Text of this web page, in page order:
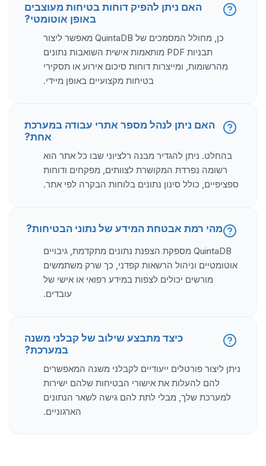
האם ניתן להפיק דוחות בטיחות מעוצבים
באופן אוטומטי?
כן, מחולל המסמכים של QuintaDB מאפשר ליצור
תבניות PDF מותאמות אישית השואבות נתונים
מהרשומות, ומייצרות דוחות סיכום אירוע או תסקירי
בטיחות מקצועיים באופן מיידי.
האם ניתן לנהל מספר אתרי עבודה במערכת
אחת?
בהחלט. ניתן להגדיר מבנה רלציוני שבו כל אתר הוא
רשומה נפרדת המקושרת לצוותים, מפקחים ודוחות
ספציפיים, כולל סינון נתונים בלוחות הבקרה לפי אתר.
מהי רמת אבטחת המידע של נתוני הבטיחות?
QuintaDB מספקת הצפנת נתונים מתקדמת, גיבויים
אוטומטיים וניהול הרשאות קפדני, כך שרק משתמשים
מורשים יכולים לצפות במידע רפואי או אישי של
עובדים.
כיצד מתבצע שילוב של קבלני משנה
במערכת?
ניתן ליצור פורטלים ייעודיים לקבלני משנה המאפשרים
להם להעלות את אישורי הבטיחות שלהם ישירות
למערכת שלך, מבלי לתת להם גישה לשאר הנתונים
הארגוניים.